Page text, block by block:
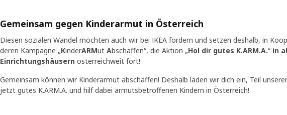
Gemeinsam gegen Kinderarmut in Österreich
Diesen sozialen Wandel möchten auch wir bei IKEA fördern und setzen deshalb, in
deren Kampagne „KinderARMut Abschaffen“, die Aktion „Hol dir gutes K.ARM.A.“ in
Einrichtungshäusern österreichweit fort!
Gemeinsam können wir Kinderarmut abschaffen! Deshalb laden wir dich ein, Teil
jetzt gutes K.ARM.A. und hilf dabei armutsbetroffenen Kindern in Österreich!